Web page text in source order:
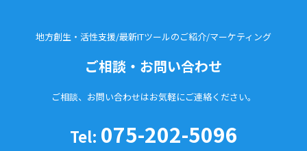
地方創生・活性支援/最新ITツールのご紹介/マーケティング
ご相談・お問い合わせ
ご相談、お問い合わせはお気軽にご連絡ください。
Tel: 075-202-5096